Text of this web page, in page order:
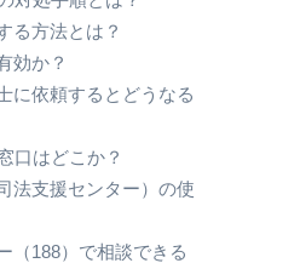
る方法とは？
効か？
に依頼するとどうなる
口はどこか？
法支援センター）の使
（188）で相談できる